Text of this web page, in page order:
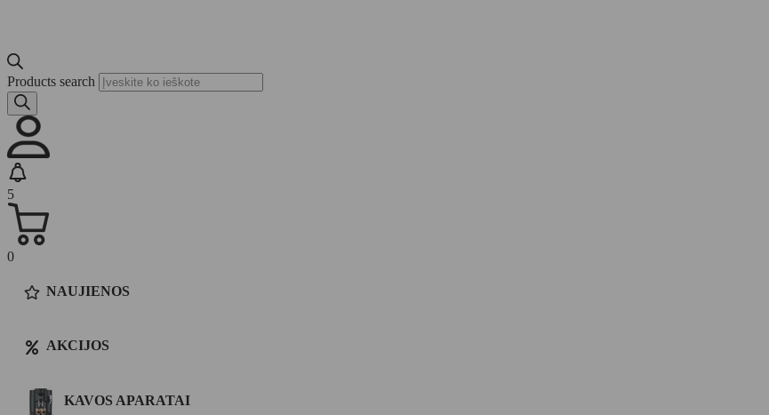
Products search
5
0
NAUJIENOS
AKCIJOS
KAVOS APARATAI